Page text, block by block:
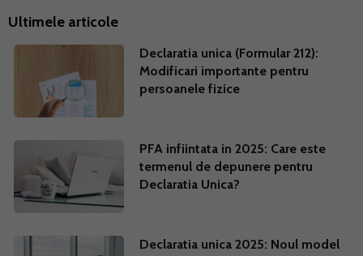
Ultimele articole
Declaratia unica (Formular 212):
Modificari importante pentru
persoanele fizice
PFA infiintata in 2025: Care este
termenul de depunere pentru
Declaratia Unica?
Declaratia unica 2025: Noul model